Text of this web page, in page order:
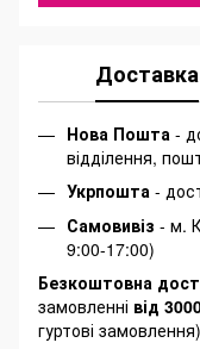
Доставка
Нова Пошта -
відділення,
Укрпошта -
Самовивіз - м.
9:00-17:00)
Безкоштовна
замовленні від
гуртові замовлення)